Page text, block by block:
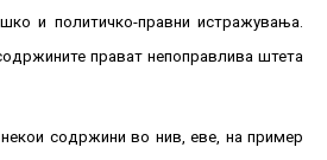
и политичко-правни истражувања.
прават непоправлива штета
содржини во нив, еве, на пример